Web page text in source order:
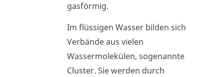
gasförmig.
Im flüssigen Wasser bilden sich
Verbände aus vielen
Wassermolekülen, sogenannte
Cluster. Sie werden durch